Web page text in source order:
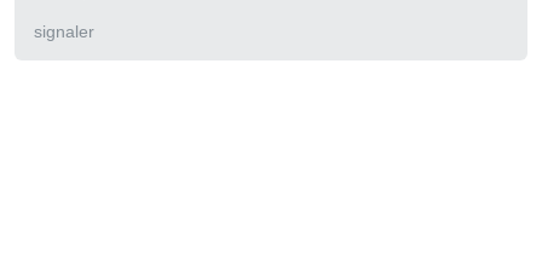
signaler